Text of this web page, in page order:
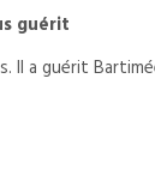
guérit
Il a guérit